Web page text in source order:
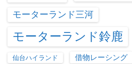
モーターランド三河
モーターランド鈴鹿
仙台ハイランド 借物レーシング